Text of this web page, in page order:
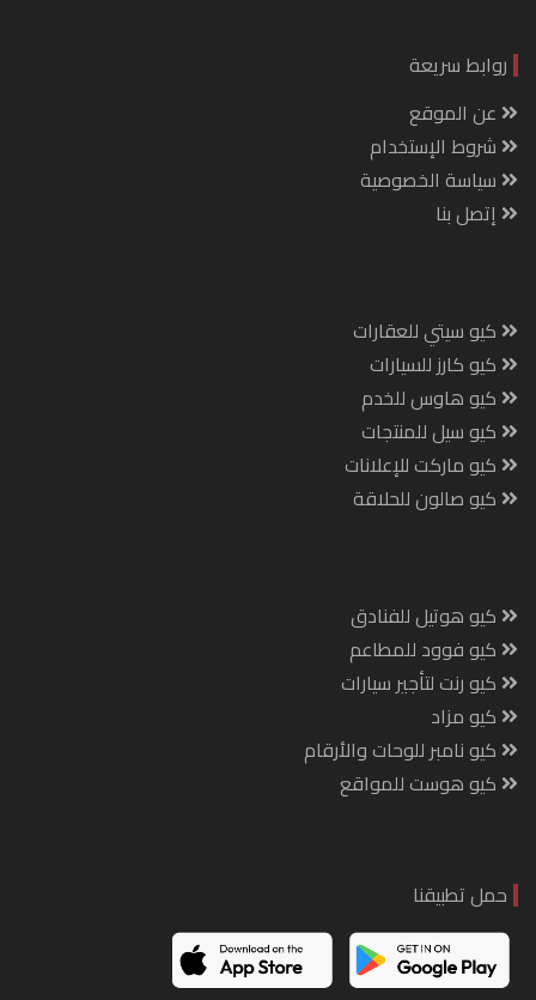
روابط سريعة
عن الموقع
شروط الإستخدام
سياسة الخصوصية
إتصل بنا
كيو سيتي للعقارات
كيو كارز للسيارات
كيو هاوس للخدم
كيو سيل للمنتجات
كيو ماركت للإعلانات
كيو صالون للحلاقة
كيو هوتيل للفنادق
كيو فوود للمطاعم
كيو رنت لتأجير سيارات
كيو مزاد
كيو نامبر للوحات والأرقام
كيو هوست للمواقع
حمل تطبيقنا